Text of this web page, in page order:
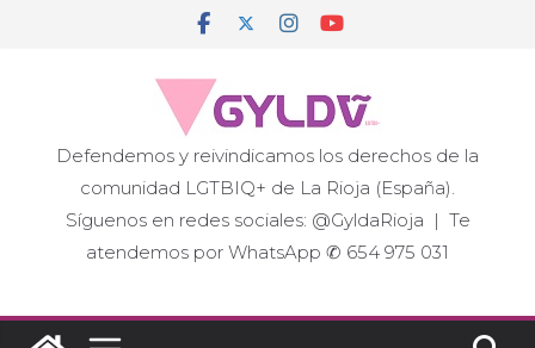
Defendemos y reivindicamos los derechos de la
comunidad LGTBIQ+ de La Rioja (España).
Síguenos en redes sociales: @GyldaRioja | Te
atendemos por WhatsApp ✆ 654 975 031